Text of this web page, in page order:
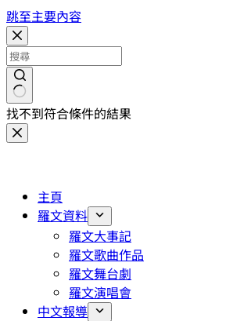
跳至主要內容
找不到符合條件的結果
主頁
羅文資料
羅文大事記
羅文歌曲作品
羅文舞台劇
羅文演唱會
中文報導